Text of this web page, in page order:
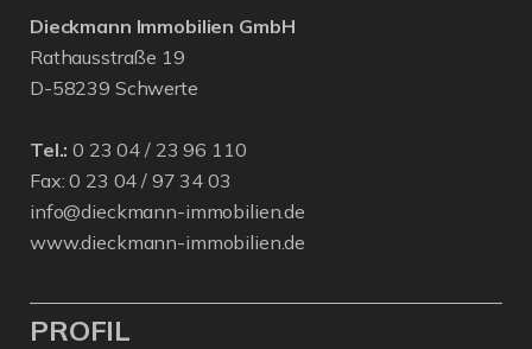
Dieckmann Immobilien GmbH
Rathausstraße 19
D-58239 Schwerte
Tel.: 0 23 04 / 23 96 110
Fax: 0 23 04 / 97 34 03
info@dieckmann-immobilien.de
www.dieckmann-immobilien.de
PROFIL